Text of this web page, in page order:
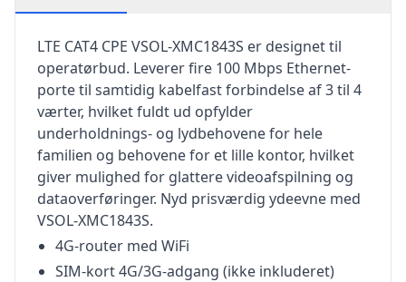
LTE CAT4 CPE VSOL-XMC1843S er designet til
operatørbud. Leverer fire 100 Mbps Ethernet-
porte til samtidig kabelfast forbindelse af 3 til 4
værter, hvilket fuldt ud opfylder
underholdnings- og lydbehovene for hele
familien og behovene for et lille kontor, hvilket
giver mulighed for glattere videoafspilning og
dataoverføringer. Nyd prisværdig ydeevne med
VSOL-XMC1843S.
4G-router med WiFi
SIM-kort 4G/3G-adgang (ikke inkluderet)